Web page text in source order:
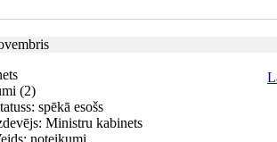
(2)
spēkā esošs
Ministru kabinets
noteikumi